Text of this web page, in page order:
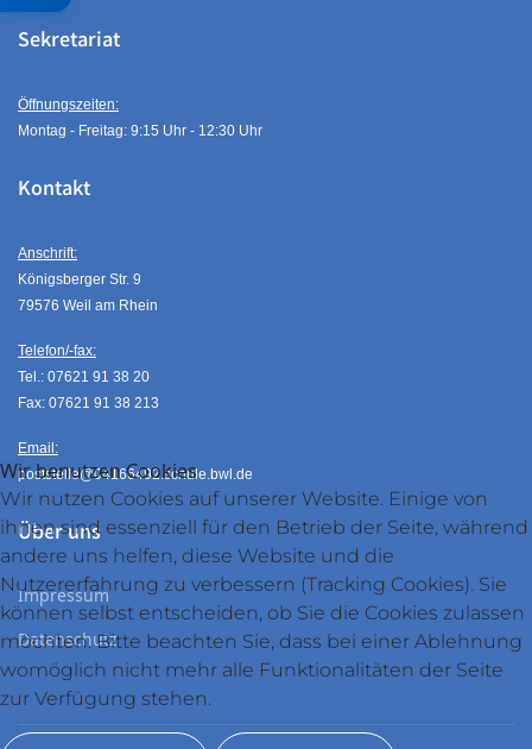
Sekretariat
Öffnungszeiten:
Montag - Freitag: 9:15 Uhr - 12:30 Uhr
Kontakt
Anschrift:
Königsberger Str. 9
79576 Weil am Rhein
Telefon/-fax:
Tel.: 07621 91 38 20
Fax: 07621 91 38 213
Email:
poststelle@04166492.schule.bwl.de
Über uns
Impressum
Datenschutz
Wir benutzen Cookies
Wir nutzen Cookies auf unserer Website. Einige von
ihnen sind essenziell für den Betrieb der Seite, während
andere uns helfen, diese Website und die
Nutzererfahrung zu verbessern (Tracking Cookies). Sie
können selbst entscheiden, ob Sie die Cookies zulassen
möchten. Bitte beachten Sie, dass bei einer Ablehnung
womöglich nicht mehr alle Funktionalitäten der Seite
zur Verfügung stehen.